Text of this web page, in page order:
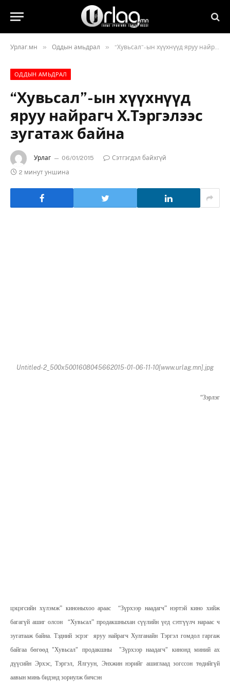
Урлаг.мн » Оддын амьдрал » “Хувьсал”-ын хүүхнүүд яруу найрагч Х.Тэргэлээс зугатаж байна
ОДДЫН АМЬДРАЛ
“Хувьсал”-ын хүүхнүүд
яруу найрагч Х.Тэргэлээс
зугатаж байна
Урлаг 06/01/2015
Сэтгэгдэл байхгүй
2 минут уншина
Untitled-2_500x5001608045662015-01-06-11-10[www.urlag.mn].jpg
“Зэрлэг
цэцэгсийн хүлэмж” киноныхоо араас “Зүрхээр наадагч” нэртэй кино хийж
багагүй ашиг олсон “Хувьсал” продакшныхан сүүлийн үед сэтгүүлч нараас ч
зугатааж байна. Тэдний эсрэг яруу найрагч Хулганайн Тэргэл гомдол гаргаж
байгаа бөгөөд "Хувьсал" продакшны "Зүрхээр наадагч" кинонд миний ах
дүүсийн Эрхэс, Тэргэл, Ялгуун, Энхжин нэрийг ашиглаад зогссон төдийгүй
аавын минь бидэнд зориулж бичсэн